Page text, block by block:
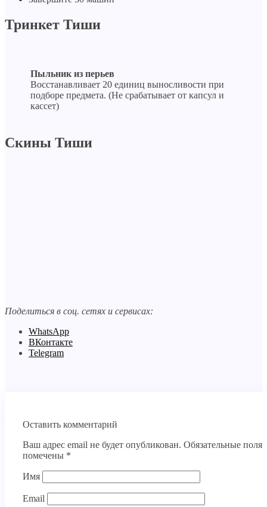
Тринкет Тиши
Пыльник из перьев
Восстанавливает 20 единиц выносливости при
подборе предмета. (Не срабатывает от капсул и
кассет)
Скины Тиши
Поделиться в соц. сетях и сервисах:
WhatsApp
ВКонтакте
Telegram
Оставить комментарий
Ваш адрес email не будет опубликован. Обязательные поля
помечены *
Имя
Email